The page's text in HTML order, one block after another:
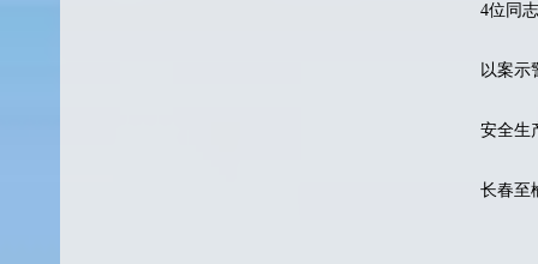
4位同
以案示
安全生
长春至